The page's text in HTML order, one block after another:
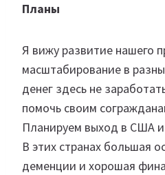
Планы
Я вижу развитие нашего
масштабирование в
денег здесь не
помочь своим
Планируем выход в США
В этих странах большая
деменции и хорошая